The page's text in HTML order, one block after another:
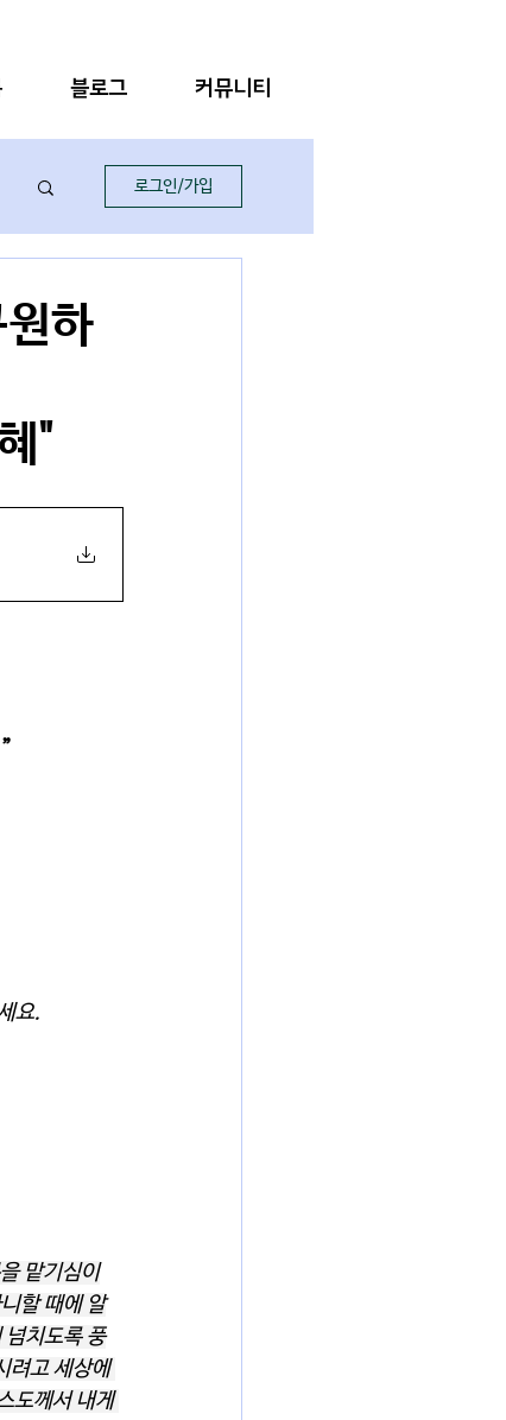
블로그 커뮤니티
로그인/가입
하
"
세요.
맡기심이
할 때에 알
넘치도록 풍
려고 세상에
도께서 내게